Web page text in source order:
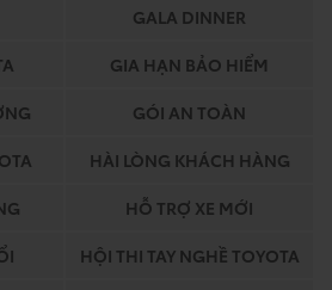
GALA DINNER
GIA HẠN BẢO HIỂM
GÓI AN TOÀN
HÀI LÒNG KHÁCH HÀNG
HỖ TRỢ XE MỚI
HỘI THI TAY NGHỀ TOYOTA